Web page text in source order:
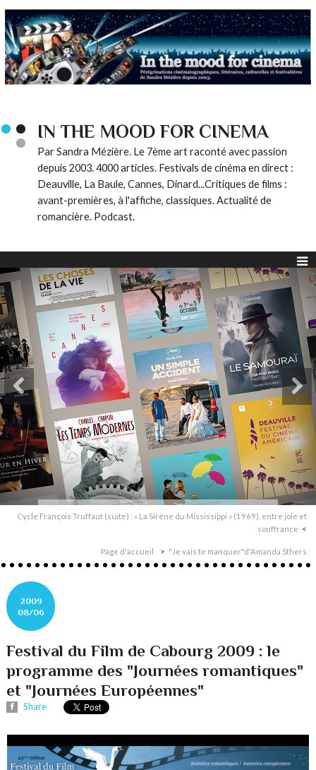
IN THE MOOD FOR CINEMA
Par Sandra Mézière. Le 7ème art raconté avec passion
depuis 2003. 4000 articles. Festivals de cinéma en direct :
Deauville, La Baule, Cannes, Dinard...Critiques de films :
avant-premières, à l'affiche, classiques. Actualité de
romancière. Podcast.
Cycle François Truffaut (suite) : « La Sirène du Mississippi » (1969), entre joie et
souffrance
Page d'accueil "Je vais te manquer"d'Amanda Sthers
2009
08/06
Festival du Film de Cabourg 2009 : le
programme des "Journées romantiques"
et "Journées Européennes"
Share